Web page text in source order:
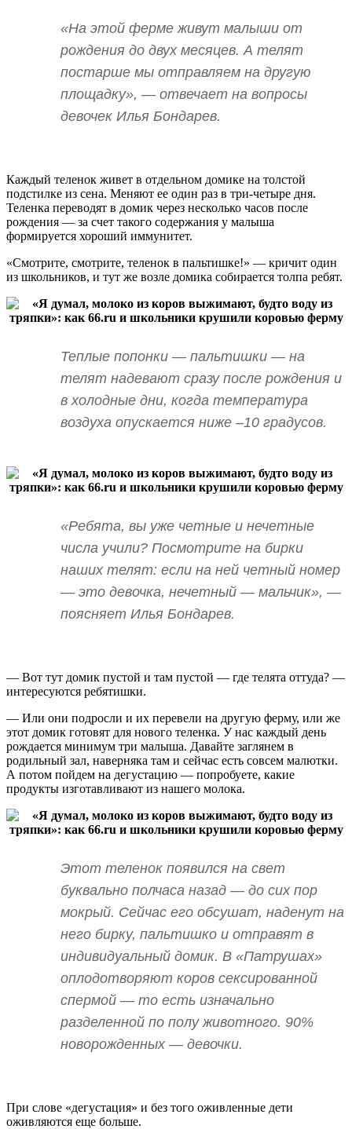
«На этой ферме живут малыши от
рождения до двух месяцев. А телят
постарше мы отправляем на другую
площадку», — отвечает на вопросы
девочек Илья Бондарев.
Каждый теленок живет в отдельном домике на толстой
подстилке из сена. Меняют ее один раз в три-четыре дня.
Теленка переводят в домик через несколько часов после
рождения — за счет такого содержания у малыша
формируется хороший иммунитет.
«Смотрите, смотрите, теленок в пальтишке!» — кричит один
из школьников, и тут же возле домика собирается толпа ребят.
Теплые попонки — пальтишки — на
телят надевают сразу после рождения и
в холодные дни, когда температура
воздуха опускается ниже –10 градусов.
«Ребята, вы уже четные и нечетные
числа учили? Посмотрите на бирки
наших телят: если на ней четный номер
— это девочка, нечетный — мальчик», —
поясняет Илья Бондарев.
— Вот тут домик пустой и там пустой — где телята оттуда? —
интересуются ребятишки.
— Или они подросли и их перевели на другую ферму, или же
этот домик готовят для нового теленка. У нас каждый день
рождается минимум три малыша. Давайте заглянем в
родильный зал, наверняка там и сейчас есть совсем малютки.
А потом пойдем на дегустацию — попробуете, какие
продукты изготавливают из нашего молока.
Этот теленок появился на свет
буквально полчаса назад — до сих пор
мокрый. Сейчас его обсушат, наденут на
него бирку, пальтишко и отправят в
индивидуальный домик. В «Патрушах»
оплодотворяют коров сексированной
спермой — то есть изначально
разделенной по полу животного. 90%
новорожденных — девочки.
При слове «дегустация» и без того оживленные дети
оживляются еще больше.